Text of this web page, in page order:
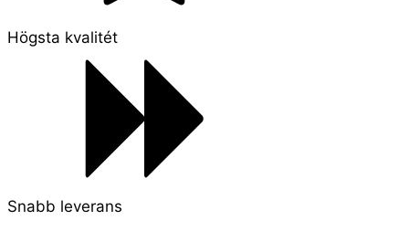
Högsta kvalitét
Snabb leverans